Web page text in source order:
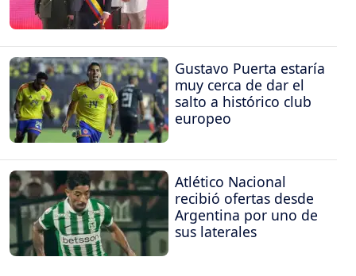
Gustavo Puerta estaría
muy cerca de dar el
salto a histórico club
europeo
Atlético Nacional
recibió ofertas desde
Argentina por uno de
sus laterales